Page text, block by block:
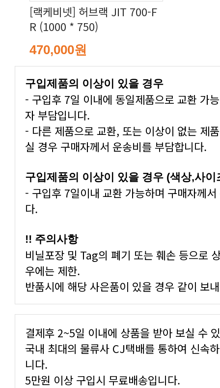
R (1000 * 750)
470,000원
구입제품의 이상이 있을 경우
자 부담입니다.
실 경우 구매자께서 운송비를 부담합니다.
구입제품의 이상이 있을 경우 (색상,사
다.
!! 주의사항
우에는 제한.
반품시에 해당 사은품이 있을 경우 같이 보
결제후 2~5일 이내에 상품을 받아 보실 수
니다.
5만원 이상 구입시 무료배송입니다.